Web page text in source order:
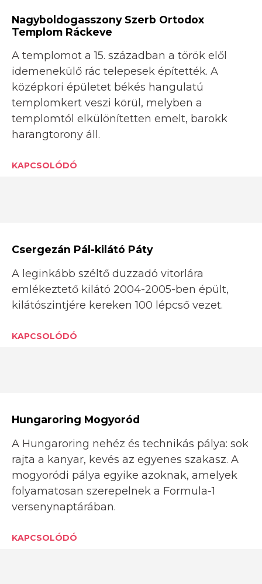
Nagyboldogasszony Szerb Ortodox
Templom Ráckeve
A templomot a 15. században a török elől
idemenekülő rác telepesek építették. A
középkori épületet békés hangulatú
templomkert veszi körül, melyben a
templomtól elkülönítetten emelt, barokk
harangtorony áll.
KAPCSOLÓDÓ
Csergezán Pál-kilátó Páty
A leginkább széltő duzzadó vitorlára
emlékeztető kilátó 2004-2005-ben épült,
kilátószintjére kereken 100 lépcső vezet.
KAPCSOLÓDÓ
Hungaroring Mogyoród
A Hungaroring nehéz és technikás pálya: sok
rajta a kanyar, kevés az egyenes szakasz. A
mogyoródi pálya egyike azoknak, amelyek
folyamatosan szerepelnek a Formula-1
versenynaptárában.
KAPCSOLÓDÓ